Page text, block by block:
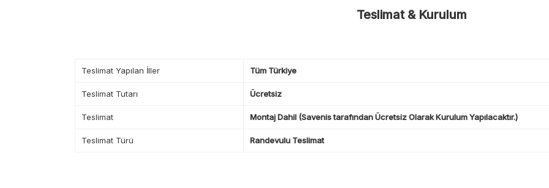
Teslimat & Kurulum
Teslimat Yapılan İller Tüm Türkiye
Teslimat Tutarı Ücretsiz
Teslimat Montaj Dahil (Savenis tarafından Ücretsiz Olarak Kurulum Yapılacaktır.)
Teslimat Türü Randevulu Teslimat